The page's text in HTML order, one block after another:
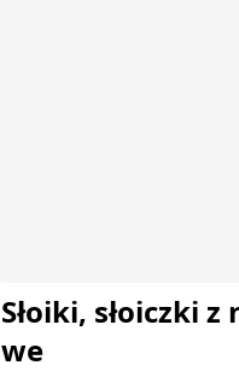
Słoiki, słoiczki
we